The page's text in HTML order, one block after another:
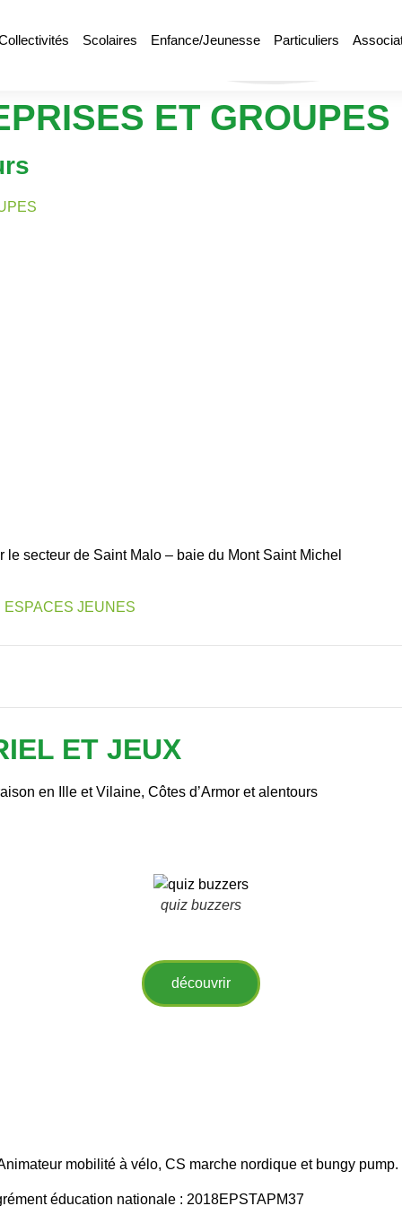
Scolaires Enfance/Jeunesse Particuliers
ET GROUPES
le secteur de Saint Malo – baie du Mont Saint Michel
ESPACES JEUNES
ET JEUX
en Ille et Vilaine, Côtes d’Armor et alentours
quiz buzzers
découvrir
mobilité à vélo, CS marche nordique et bungy pump.
éducation nationale : 2018EPSTAPM37